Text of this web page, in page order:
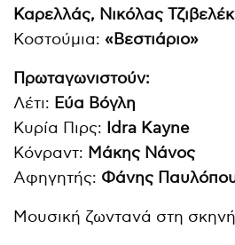
Καρελλάς, Νικόλας
Κοστούμια: «Βεστιάριο»
Πρωταγωνιστούν:
Λέτι: Εύα Βόγλη
Κυρία Πιρς: Idra Kayne
Κόνραντ: Μάκης Νάνος
Αφηγητής: Φάνης
Μουσική ζωντανά στη